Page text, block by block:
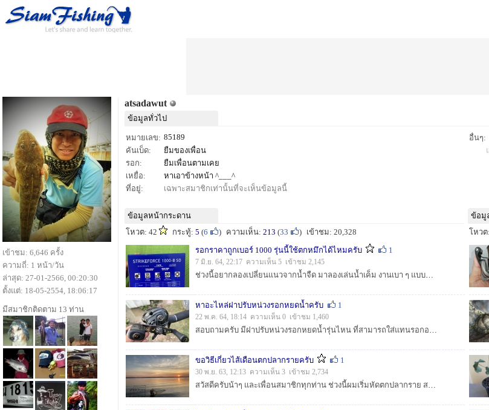
atsadawut
ข้อมูลทั่วไป
หมายเลข: 85189
คันเบ็ด:
ยืมของเพื่อน
รอก:
ยืมเพื่อนตามเคย
เหยื่อ:
หาเอาข้างหน้า ^___^
ที่อยู่:
เฉพาะสมาชิกเท่านั้นที่จะเห็นข้อมูลนี้
อื่นๆ:
ข้อมูลหน้ากระดาน
โหวต: 42
กระทู้: 5 (6 ) ความเห็น: 213 (33 ) เข้าชม: 20,328
รอกราคาถูกเบอร์ 1000 รุ่นนี้ใช้ตกหมึกได้ไหมครับ
1
7 มิ.ย. 64, 22:17 ความเห็น 5 เข้าชม 2,145
ช่วงนี้อยากลองเปลี่ยนแนวจากน้ำจืด มาลองเล่นน้ำเค็ม งานเบา ๆ แบบตกหมึกชายฝั่งดูบ้างครับ เวลาออกหมายตกมีไม่บ่อยเนื่องจากอยู่ห่างจากทะเลพอสมควร และมือใหม...
หาอะไหล่ฝาปรับหน่วงรอกหยดน้ำครับ 1
22 พ.ค. 64, 18:14 ความเห็น 0 เข้าชม 1,460
สอบถามครับ มีฝาปรับหน่วงรอกหยดน้ำรุ่นไหน ที่สามารถใส่แทนรอกอาบู โปรแม็ก ได้บ้างครับ....
ขอวิธีเกี่ยวไส้เดือนตกปลากรายครับ 1
30 พ.ย. 63, 12:13 ความเห็น 3 เข้าชม 2,734
สวัสดีครับน้าๆ และเพื่อนสมาชิกทุกท่าน ช่วงนี้ผมเริ่มหัดตกปลากราย สถานที่ตกเป็นอ่างเก็บน้ำธรรมชาติครับ (อ่างเก็บน้ำหนองปลาไหล จ.ระยอง) ผมเริ่มหัดด้วย...
ข้อมู
โหวต
เข้าชม: 6,646 ครั้ง
ความถี่: 1 หน้า/วัน
ล่าสุด: 27-01-2566, 00:20:30
ตั้งแต่: 18-05-2554, 18:06:17
มีสมาชิกติดตาม 13 ท่าน